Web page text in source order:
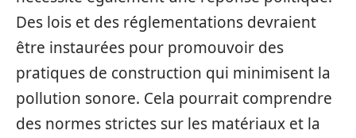
Des lois et des réglementations devraient
être instaurées pour promouvoir des
pratiques de construction qui minimisent la
pollution sonore. Cela pourrait comprendre
des normes strictes sur les matériaux et la